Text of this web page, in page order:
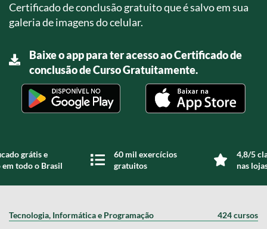
Certificado de conclusão gratuito que é salvo em sua
galeria de imagens do celular.
Baixe o app para ter acesso ao Certificado de
conclusão de Curso Gratuitamente.
grátis e
todo o Brasil
60 mil exercícios
gratuitos
4,8/5
nas
Tecnologia, Informática e Programação 424 cursos